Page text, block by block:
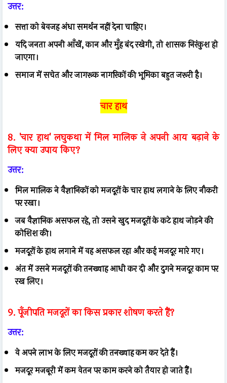
उत्तर:
सत्ता को बेवजह अंधा समर्थन नहीं देना चाहिए।
यदि जनता अपनी आँखें, कान और मुँह बंद रखेगी, तो शासक निरंकुश हो
जाएगा।
समाज में सचेत और जागरूक नागरिकों की भूमिका बहुत जरूरी है।
चार हाथ
8. 'चार हाथ' लघुकथा में मिल मालिक ने अपनी आय बढ़ाने के
लिए क्या उपाय किए?
उत्तर:
मिल मालिक ने वैज्ञानिकों को मजदूरों के चार हाथ लगाने के लिए नौकरी
पर रखा।
जब वैज्ञानिक असफल रहे, तो उसने खुद मजदूरों के कटे हाथ जोड़ने की
कोशिश की।
मजदूरों के हाथ लगाने में वह असफल रहा और कई मजदूर मारे गए।
अंत में उसने मजदूरों की तनख्वाह आधी कर दी और दुगने मजदूर काम पर
रख लिए।
9. पूँजीपति मजदूरों का किस प्रकार शोषण करते हैं?
उत्तर:
वे अपने लाभ के लिए मजदूरों की तनख्वाह कम कर देते हैं।
मजदूर मजबूरी में कम वेतन पर काम करने को तैयार हो जाते हैं।